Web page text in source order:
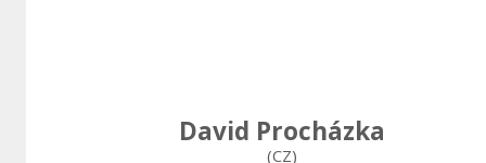
David Procházka
(CZ)